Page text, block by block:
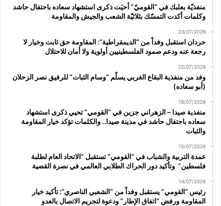
منفذيّة بعلبك في “القوميّ” أحيَت ذكرى استشهاد سعاده باحتفال حاشد
وكلمات أكدت التمسّك بثلاثيّة الشعب والجيش والمقاومة
23/07/2026
حردان استقبل وفداً من “الديمقراطية”: المقاومة حق ثابت وخيار لا
رجعة عنه ودعم صمود الفلسطينيين أولوية ولا أمان للاحتلال
22/07/2026
وفد من منفذية البقاع الغربي يسلّم “وسام الثبات” للرفيق نصر الزحلان
(أبو سعاده)
18/07/2026
منفذية صيدا – الزهراني جزين في “القومي” تحيي ذكرى استشهاد
سعاده باحتفال حاشد في مدينة صيدا.. والكلمات تؤكد خيار المقاومة
والثبات
15/07/2026
عمدة التربية والشباب في “القومي” تستقبل “الاتحاد العام لطلبة
فلسطين” وتأكيد دور الحراك الطلابي العالمي في نصرة القضية
14/07/2026
رئيس “القومي” يستقبل وفداً من “الشعبي الناصري”: تأكيد خيار
المقاومة ورفض “اتفاق الإطار” ودعوة لتجريم الاتصال بالعدو